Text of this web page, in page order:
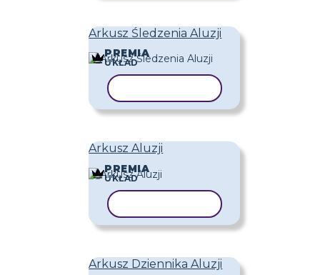
Arkusz Śledzenia Aluzji
PREMIA
UKŁAD
Arkusz Aluzji
PREMIA
UKŁAD
Arkusz Dziennika Aluzji